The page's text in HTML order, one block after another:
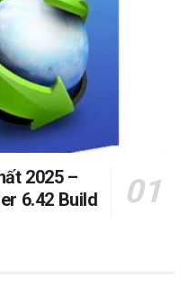
2025 –
6.42 Build